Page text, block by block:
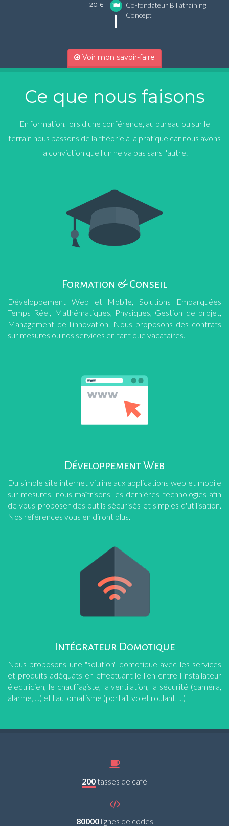
2016
Co-fondateur Billatraining
Concept
Voir mon savoir-faire
Ce que nous faisons
En formation, lors d'une conférence, au bureau ou sur le
terrain nous passons de la théorie à la pratique car nous avons
la conviction que l'un ne va pas sans l'autre.
Formation & Conseil
Développement Web et Mobile, Solutions Embarquées
Temps Réel, Mathématiques, Physiques, Gestion de projet,
Management de l'innovation. Nous proposons des contrats
sur mesures ou nos services en tant que vacataires.
Développement Web
Du simple site internet vitrine aux applications web et mobile
sur mesures, nous maîtrisons les dernières technologies afin
de vous proposer des outils sécurisés et simples d'utilisation.
Nos références vous en diront plus.
Intégrateur Domotique
Nous proposons une "solution" domotique avec les services
et produits adéquats en effectuant le lien entre l'installateur
électricien, le chauffagiste, la ventilation, la sécurité (caméra,
alarme, ...) et l'automatisme (portail, volet roulant, ...)
200 tasses de café
80000lignes de codes